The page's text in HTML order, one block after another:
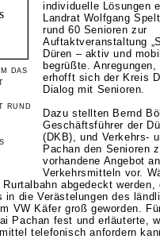
das
rund
individuelle Lösungen
Landrat Wolfgang
rund 60 Senioren zur
Auftaktveranstaltung
Düren – aktiv und
begrüßte.
erhofft sich der Kreis
Dialog mit Senioren.
Dazu stellten Bernd
Geschäftsführer der
(DKB), und Verkehrs-
Pachan den Senioren
vorhandene Angebot
Verkehrsmitteln vor.
abgedeckt
die Verästelungen des
VW Käfer groß geworden.
Pachan fest und erläuterte,
telefonisch anfordern